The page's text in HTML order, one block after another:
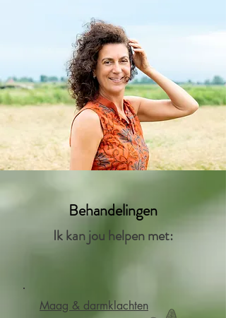
Behandelingen
Ik kan jou helpen met:
Maag & darmklachten